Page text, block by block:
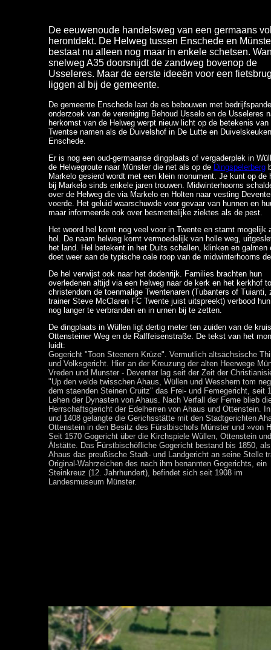
De eeuwenoude handelsweg van een germaans
herontdekt. De Helweg tussen Enschede en
bestaat nu alleen nog maar in enkele schetsen.
snelweg A35 doorsnijdt de zandweg bovenop de
Usseleres. Maar de eerste ideeën voor een
liggen al bij de gemeente.
De gemeente Enschede laat de es bebouwen met
onderzoek van de vereniging Behoud Usselo en de Usseleres
herkomst van de Helweg werpt nieuw licht op de betekenis van
Twentse namen als de Duivelshof in De Lutte en
Enschede.
Er is nog een oud-germaanse dingplaats of vergaderplek in
de Helwegroute naar Münster die net als op de Dingspelerberg
Markelo gesierd wordt met een klein monument. Je kunt op de
bij Markelo sinds enkele jaren trouwen. Midwinterhoorns
over de Helweg die via Markelo en Holten naar vesting
voerde. Het geluid waarschuwde voor gevaar van hunnen en
maar informeerde ook over besmettelijke ziektes als de pest.
Het woord hel komt nog veel voor in Twente en stamt mogelijk
hol. De naam helweg komt vermoedelijk van holle weg,
het land. Hel betekent in het Duits schallen, klinken en galmen
doet weer aan de typische oale roop van de midwinterhoorns
De hel verwijst ook naar het dodenrijk. Families brachten hun
overledenen altijd via een helweg naar de kerk en het kerkhof
christendom de toenmalige Twentenaren (Tubanters of Tuianti,
trainer Steve McClaren FC Twente juist uitspreekt) verbood
nog langer te verbranden en in urnen bij te zetten.
De dingplaats in Wüllen ligt dertig meter ten zuiden van de
Ottensteiner Weg en de Ralffeisenstraße. De tekst van het
luidt:
Gogericht "Toon Steenern Krüze". Vermutlich altsächsische
und Volksgericht. Hier an der Kreuzung der alten Heerwege
Vreden und Munster - Deventer lag seit der Zeit der
"Up den velde twisschen Ahaus, Wüllen und Wesshem tom
dem staenden Steinen Cruitz" das Frei- und Femegericht, seit
Lehen der Dynasten von Ahaus. Nach Verfall der Feme blieb
Herrschaftsgericht der Edelherren von Ahaus und Ottenstein.
und 1408 gelangte die Gerichsstätte mit den Stadtgerichten
Ottenstein in den Besitz des Fürstbischofs Münster und »von
Seit 1570 Gogericht über die Kirchspiele Wüllen, Ottenstein und
Älstätte. Das Fürstbischöfliche Gogericht bestand bis 1850,
Ahaus das preußische Stadt- und Landgericht an seine Stelle
Original-Wahrzeichen des nach ihm benannten Gogerichts, ein
Steinkreuz (12. Jahrhundert), befindet sich seit 1908 im
Landesmuseum Münster.